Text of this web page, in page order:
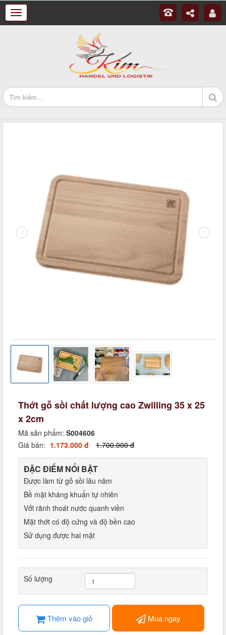
Thớt gỗ sồi chất lượng cao Zwilling 35 x 25
x 2cm
Mã sản phẩm: S004606
Giá bán: 1.173.000 đ 1.700.000 đ
ĐẶC ĐIỂM NỔI BẬT
​​​​​Được làm từ gỗ sồi lâu năm
Bề mặt kháng khuẩn tự nhiên
Vởi rãnh thoát nước quanh viền
Mặt thớt có độ cứng và độ bền cao
Sử dụng được hai mặt
Số lượng
Thêm vào giỏ Mua ngay